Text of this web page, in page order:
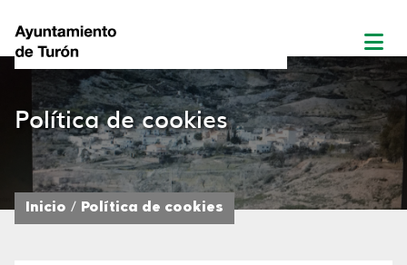
Política de cookies
Inicio Política de cookies